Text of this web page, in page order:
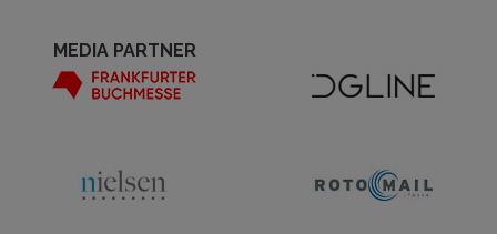
MEDIA PARTNER